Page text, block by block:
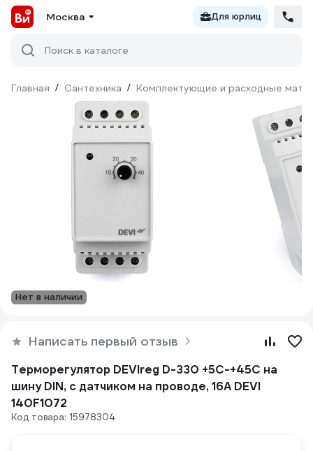
Москва Для юрлиц
Поиск в каталоге
Главная / Сантехника / Комплектующие и расходные
Нет в наличии
Написать первый отзыв
Терморегулятор DEVIreg D-330 +5C-+45C на
шину DIN, с датчиком на проводе, 16А DEVI
140F1072
Код товара: 15978304